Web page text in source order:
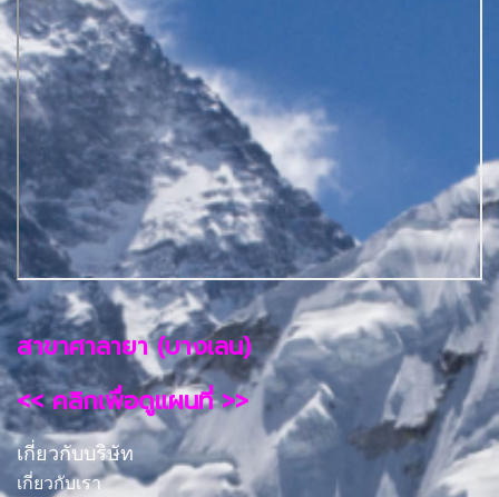
สาขาศาลายา (บางเลน)
<< คลิกเพื่อดูแผนที่ >>
เกี่ยวกับบริษัท
เกี่ยวกับเรา